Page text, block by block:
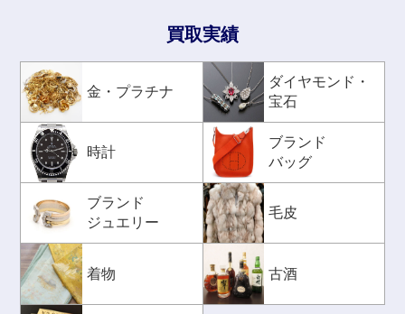
買取実績
金・プラチナ
ダイヤモンド・
宝石
時計
ブランド
バッグ
ブランド
ジュエリー
毛皮
着物 古酒